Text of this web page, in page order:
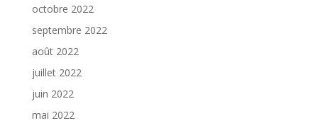
octobre 2022
septembre 2022
août 2022
juillet 2022
juin 2022
mai 2022